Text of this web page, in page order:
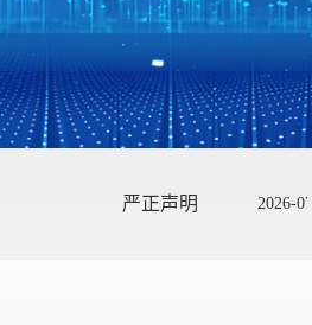
2026-07-27 丁